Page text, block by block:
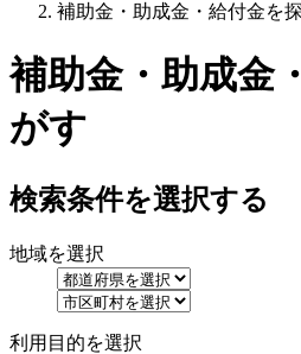
補助金・助成金・給付金を
補助金・助成金
がす
検索条件を選択する
地域を選択
利用目的を選択